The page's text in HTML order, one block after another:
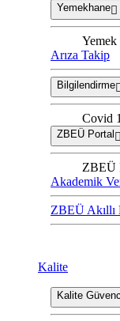
Yemekhane
Yemek
Arıza Takip
Bilgilendirme
Covid
ZBEÜ Portal
ZBEÜ
Akademik
ZBEÜ Akıllı
Kalite
Kalite